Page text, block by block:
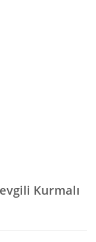
Kurmalı